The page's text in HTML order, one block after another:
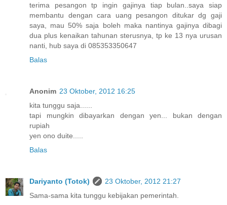
terima pesangon tp ingin gajinya tiap bulan..saya siap
membantu dengan cara uang pesangon ditukar dg gaji
saya, mau 50% saja boleh maka nantinya gajinya dibagi
dua plus kenaikan tahunan sterusnya, tp ke 13 nya urusan
nanti, hub saya di 085353350647
Balas
Anonim 23 Oktober, 2012 16:25
kita tunggu saja......
tapi mungkin dibayarkan dengan yen... bukan dengan
rupiah
yen ono duite.....
Balas
Dariyanto (Totok)
23 Oktober, 2012 21:27
Sama-sama kita tunggu kebijakan pemerintah.